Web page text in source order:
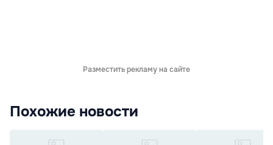
Разместить рекламу на сайте
Похожие новости